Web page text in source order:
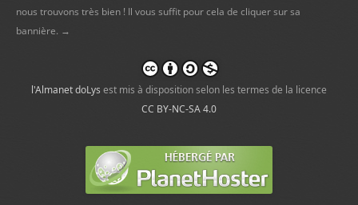
nous trouvons très bien ! Il vous suffit pour cela de cliquer sur sa
bannière. →
l'Almanet doLys est mis à disposition selon les termes de la licence
CC BY-NC-SA 4.0